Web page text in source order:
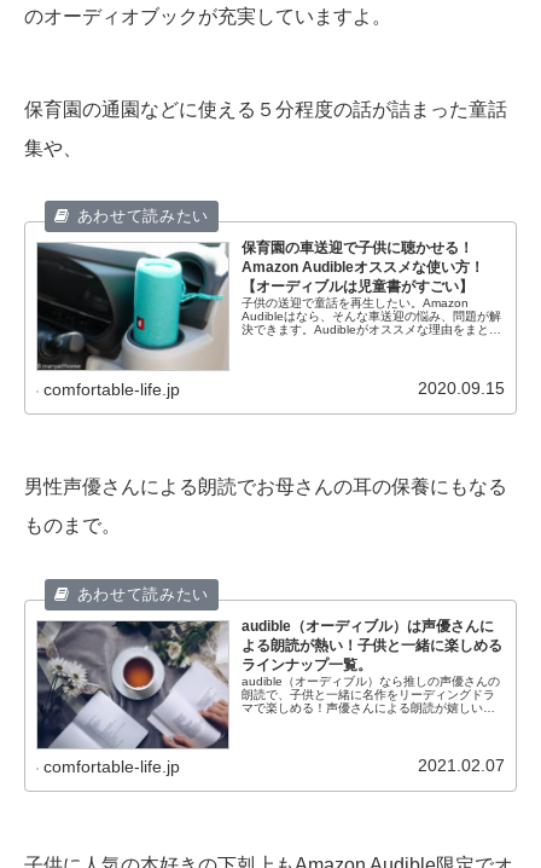
のオーディオブックが充実していますよ。
保育園の通園などに使える５分程度の話が詰まった童話
集や、
保育園の車送迎で子供に聴かせる！
Amazon Audibleオススメな使い方！
【オーディブルは児童書がすごい】
子供の送迎で童話を再生したい。Amazon
Audibleはなら、そんな車送迎の悩み、問題が解
決できます。Audibleがオススメな理由をまとめ
comfortable-life.jp 2020.09.15
男性声優さんによる朗読でお母さんの耳の保養にもなる
ものまで。
audible（オーディブル）は声優さんに
よる朗読が熱い！子供と一緒に楽しめる
ラインナップ一覧。
audible（オーディブル）なら推しの声優さんの
朗読で、子供と一緒に名作をリーディングドラ
マで楽しめる！声優さんによる朗読が嬉しいオ
comfortable-life.jp 2021.02.07